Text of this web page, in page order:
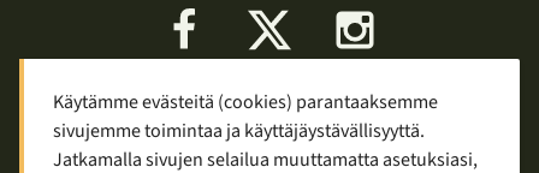
Facebook
Keskustelu Palaute
Tietosuoja
Mainostaminen ja yhteistyö
Käytämme evästeitä (cookies) parantaaksemme
sivujemme toimintaa ja käyttäjäystävällisyyttä.
Jatkamalla sivujen selailua muuttamatta asetuksiasi,